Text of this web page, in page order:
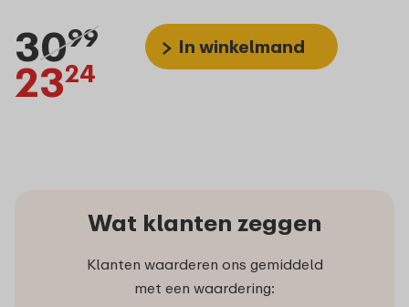
3099
2324
In winkelmand
Wat klanten zeggen
Klanten waarderen ons gemiddeld
met een waardering: